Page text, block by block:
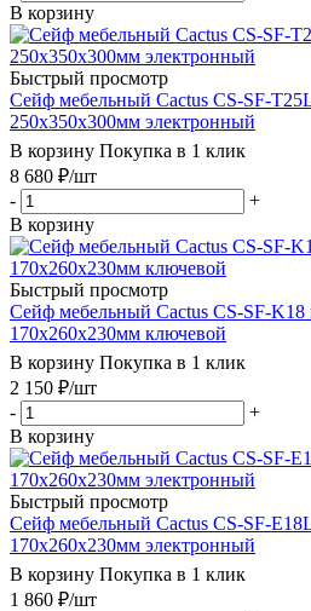
В корзину
Быстрый просмотр
Сейф мебельный Cactus CS-SF-
250x350x300мм электронный
В корзину Покупка в 1 клик
8 680 ₽/шт
-
+
В корзину
Быстрый просмотр
Сейф мебельный Cactus CS-SF-K18
170x260x230мм ключевой
В корзину Покупка в 1 клик
2 150 ₽/шт
-
+
В корзину
Быстрый просмотр
Сейф мебельный Cactus CS-SF-
170x260x230мм электронный
В корзину Покупка в 1 клик
1 860 ₽/шт